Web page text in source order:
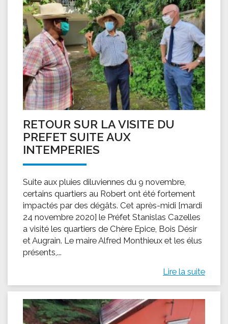
RETOUR SUR LA VISITE DU
PREFET SUITE AUX
INTEMPERIES
Suite aux pluies diluviennes du 9 novembre,
certains quartiers au Robert ont été fortement
impactés par des dégâts. Cet après-midi [mardi
24 novembre 2020] le Préfet Stanislas Cazelles
a visité les quartiers de Chère Epice, Bois Désir
et Augrain. Le maire Alfred Monthieux et les élus
présents,...
Lire la suite